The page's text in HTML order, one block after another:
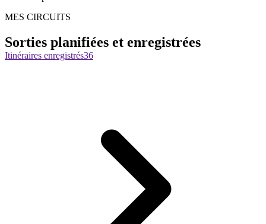
MES CIRCUITS
Sorties planifiées et enregistrées
Itinéraires enregistrés36